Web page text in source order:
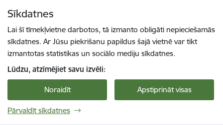
Sīkdatnes
Lai šī tīmekļvietne darbotos, tā izmanto obligāti nepieciešamās
sīkdatnes. Ar Jūsu piekrišanu papildus šajā vietnē var tikt
izmantotas statistikas un sociālo mediju sīkdatnes.
Lūdzu, atzīmējiet savu izvēli:
Noraidīt Apstiprināt visas
Pārvaldīt sīkdatnes